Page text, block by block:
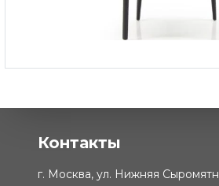
Контакты
г. Москва, ул. Нижняя